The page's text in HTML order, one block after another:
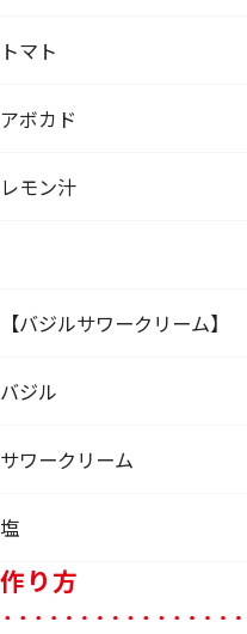
トマト
アボカド
レモン汁
【バジルサワークリーム】
バジル
サワークリーム
塩
作り方